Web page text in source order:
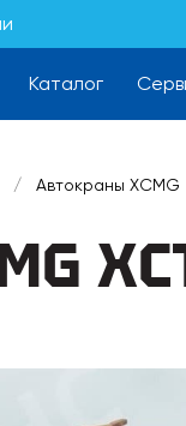
Каталог
/ Автокраны XCMG